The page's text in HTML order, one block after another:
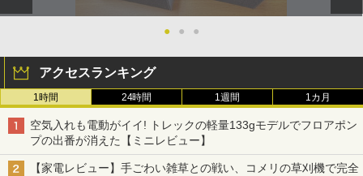
● ● ●
アクセスランキング
1時間 24時間 1週間 1カ月
空気入れも電動がイイ! トレックの軽量133gモデルでフロアポン
プの出番が消えた【ミニレビュー】
【家電レビュー】手ごわい雑草との戦い、コメリの草刈機で完全